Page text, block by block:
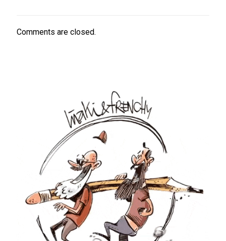
Comments are closed.